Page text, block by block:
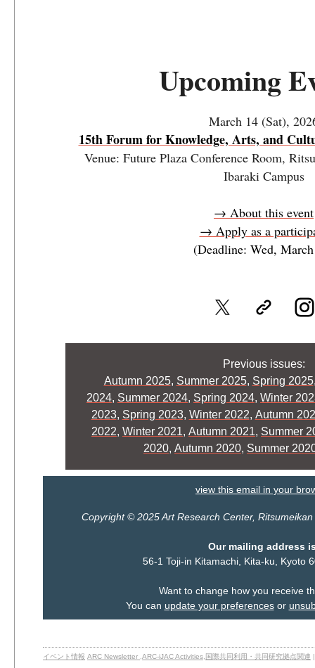
Upcoming
March 14 (Sat),
15th Forum for Knowledge, Arts, and
Venue: Future Plaza Conference Room,
Ibaraki Campus
→ About this event
→ Apply as a
(Deadline: Wed,
Previous issues:
Autumn 2025, Summer 2025, Spring 2025
2024, Summer 2024, Spring 2024, Winter
2023, Spring 2023, Winter 2022, Autumn
2022, Winter 2021, Autumn 2021, Summer
2020, Autumn 2020, Summer
view this email in your
Copyright © 2025 Art Research Center,
Our mailing address
56-1 Toji-in Kitamachi, Kita-ku, Kyoto
Want to change how you receive
You can update your preferencesor
イベント情報 ARC Newsletter ARC-iJAC Activities 国際共同利用・共同研究拠点関連